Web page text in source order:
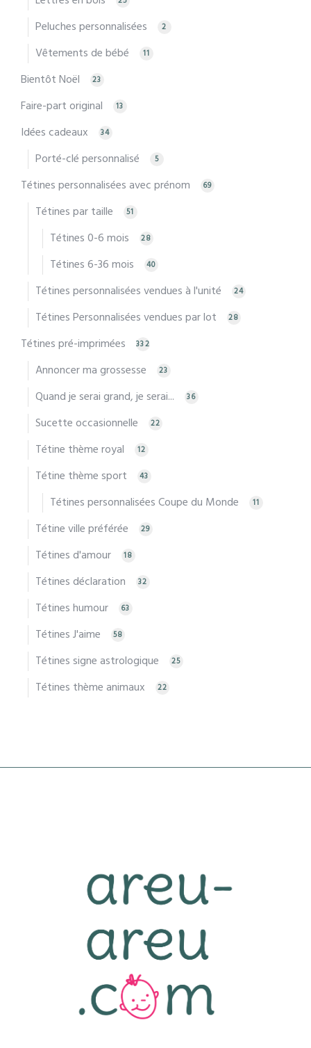
Peluches personnalisées 2
Vêtements de bébé 11
Bientôt Noël 23
Faire-part original 13
Idées cadeaux 34
Porté-clé personnalisé 5
Tétines personnalisées avec prénom 69
Tétines par taille 51
Tétines 0-6 mois 28
Tétines 6-36 mois 40
Tétines personnalisées vendues à l'unité 24
Tétines Personnalisées vendues par lot 28
Tétines pré-imprimées 332
Annoncer ma grossesse 23
Quand je serai grand, je serai... 36
Sucette occasionnelle 22
Tétine thème royal 12
Tétine thème sport 43
Tétines personnalisées Coupe du Monde 11
Tétine ville préférée 29
Tétines d'amour 18
Tétines déclaration 32
Tétines humour 63
Tétines J'aime 58
Tétines signe astrologique 25
Tétines thème animaux 22